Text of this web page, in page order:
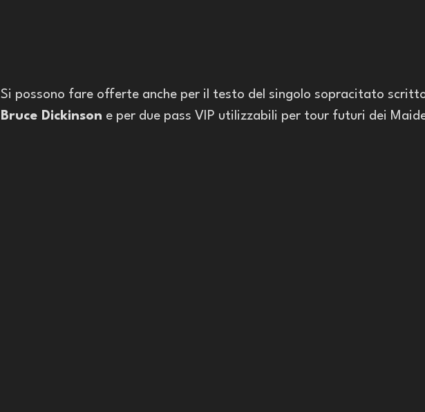
Si possono fare offerte anche per il testo del singolo sopracitato
Bruce Dickinson e per due pass VIP utilizzabili per tour futuri dei